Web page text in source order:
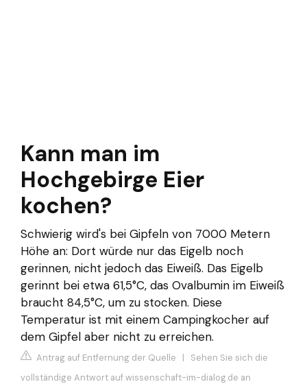
Kann man im
Hochgebirge Eier
kochen?
Schwierig wird's bei Gipfeln von 7000 Metern
Höhe an: Dort würde nur das Eigelb noch
gerinnen, nicht jedoch das Eiweiß. Das Eigelb
gerinnt bei etwa 61,5°C, das Ovalbumin im Eiweiß
braucht 84,5°C, um zu stocken. Diese
Temperatur ist mit einem Campingkocher auf
dem Gipfel aber nicht zu erreichen.
Antrag auf Entfernung der Quelle | Sehen Sie sich die
vollständige Antwort auf wissenschaft-im-dialog.de an